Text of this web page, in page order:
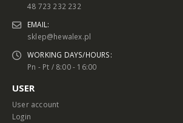
48 723 232 232
EMAIL:
sklep@hewalex.pl
WORKING DAYS/HOURS:
Pn - Pt / 8:00 - 16:00
USER
User account
Login